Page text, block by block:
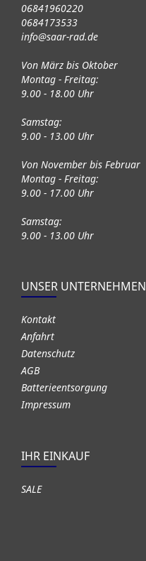
06841960220
0684173533
info@saar-rad.de
Von März bis Oktober
Montag - Freitag:
9.00 - 18.00 Uhr
Samstag:
9.00 - 13.00 Uhr
Von November bis Februar
Montag - Freitag:
9.00 - 17.00 Uhr
Samstag:
9.00 - 13.00 Uhr
UNSER UNTERNEHMEN
Kontakt
Anfahrt
Datenschutz
AGB
Batterieentsorgung
Impressum
IHR EINKAUF
SALE